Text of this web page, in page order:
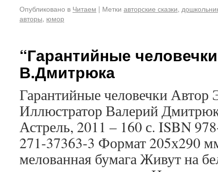
Опубликовано в Читаем | Метки авторские сказки,
авторы, юмор
“Гарантийные
В.Дмитрюка
Гарантийные человечки Автор
Иллюстратор Валерий
Астрель, 2011 – 160 с. ISBN
271-37363-3 Формат 205х290
мелованная бумага Живут на